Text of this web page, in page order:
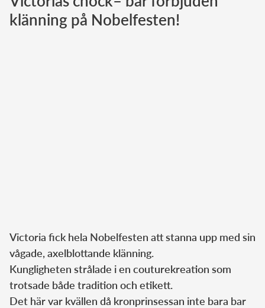
Norska kungahuset
klänning på Nobelfesten!
Victoria fick hela Nobelfesten att stanna upp med sin
vågade, axelblottande klänning.
Kungligheten strålade i en couturekreation som
trotsade både tradition och etikett.
Det här var kvällen då kronprinsessan inte bara bar